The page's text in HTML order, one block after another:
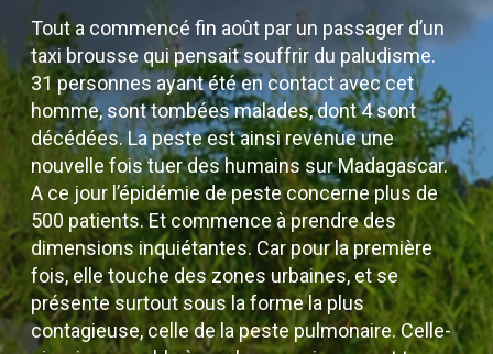
Tout a commencé fin août par un passager d’un
taxi brousse qui pensait souffrir du paludisme.
31 personnes ayant été en contact avec cet
homme, sont tombées malades, dont 4 sont
décédées. La peste est ainsi revenue une
nouvelle fois tuer des humains sur Madagascar.
A ce jour l’épidémie de peste concerne plus de
500 patients. Et commence à prendre des
dimensions inquiétantes. Car pour la première
fois, elle touche des zones urbaines, et se
présente surtout sous la forme la plus
contagieuse, celle de la peste pulmonaire. Celle-